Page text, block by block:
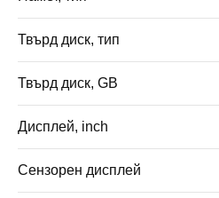
Твърд диск, тип
Твърд диск, GB
Дисплей, inch
Сензорен дисплей